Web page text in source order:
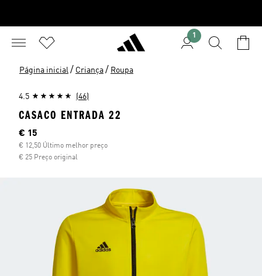
1
Página inicial / Criança / Roupa
4.5 (46)
CASACO ENTRADA 22
Preço atual
€ 15
€ 12,50 Último melhor preço
€ 25 Preço original